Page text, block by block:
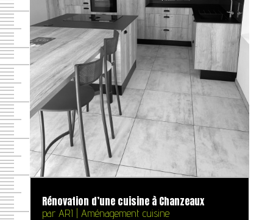
Rénovation d’une cuisine à Chanzeaux
par ARI | Aménagement cuisine